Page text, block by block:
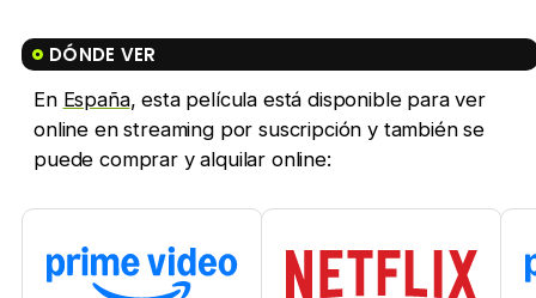
DÓNDE VER
En España, esta película está disponible para ver
online en streaming por suscripción y también se
puede comprar y alquilar online: